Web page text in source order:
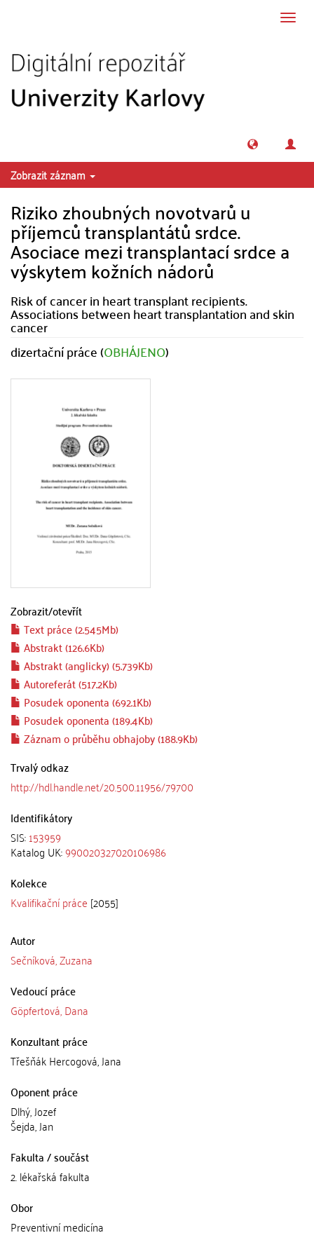
Zobrazit záznam
Riziko zhoubných novotvarů u
příjemců transplantátů srdce.
Asociace mezi transplantací srdce a
výskytem kožních nádorů
Risk of cancer in heart transplant recipients.
Associations between heart transplantation and skin
cancer
dizertační práce (OBHÁJENO)
Zobrazit/otevřít
Text práce (2.545Mb)
Abstrakt (126.6Kb)
Abstrakt (anglicky) (5.739Kb)
Autoreferát (517.2Kb)
Posudek oponenta (692.1Kb)
Posudek oponenta (189.4Kb)
Záznam o průběhu obhajoby (188.9Kb)
Trvalý odkaz
http://hdl.handle.net/20.500.11956/79700
Identifikátory
SIS:153959
Katalog UK:990020327020106986
Kolekce
Kvalifikační práce [2055]
Autor
Sečníková, Zuzana
Vedoucí práce
Göpfertová, Dana
Konzultant práce
Třešňák Hercogová, Jana
Oponent práce
Dlhý, Jozef
Šejda, Jan
Fakulta / součást
2. lékařská fakulta
Obor
Preventivní medicína